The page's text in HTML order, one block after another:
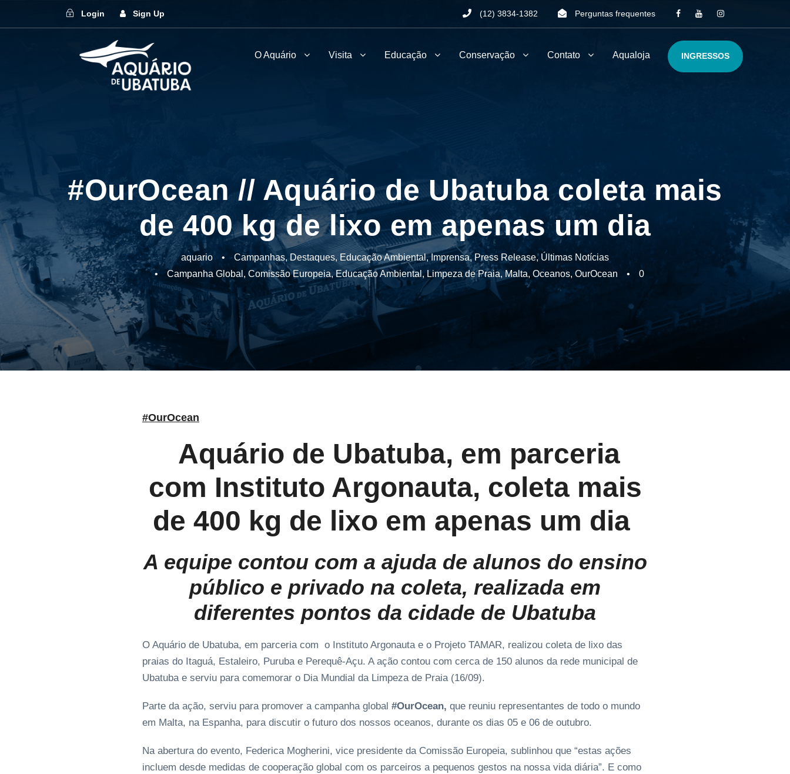
Login Sign Up (12) 3834-1382 Perguntas frequentes
O Aquário Visita Educação Conservação Contato Aqualoja INGRESSOS
#OurOcean // Aquário de Ubatuba coleta mais
de 400 kg de lixo em apenas um dia
aquario • Campanhas, Destaques, Educação Ambiental, Imprensa, Press Release, Últimas Notícias
•
Campanha Global , Comissão Europeia, Educação Ambiental, Limpeza de Praia, Malta, Oceanos, OurOcean • 0
#OurOcean
Aquário de Ubatuba, em parceria
com Instituto Argonauta, coleta mais
de 400 kg de lixo em apenas um dia
A equipe contou com a ajuda de alunos do ensino
público e privado na coleta, realizada em
diferentes pontos da cidade de Ubatuba
O Aquário de Ubatuba, em parceria com o Instituto Argonauta e o Projeto TAMAR, realizou coleta de lixo das
praias do Itaguá, Estaleiro, Puruba e Perequê-Açu. A ação contou com cerca de 150 alunos da rede municipal de
Ubatuba e serviu para comemorar o Dia Mundial da Limpeza de Praia (16/09).
Parte da ação, serviu para promover a campanha global #OurOcean, que reuniu representantes de todo o mundo
em Malta, na Espanha, para discutir o futuro dos nossos oceanos, durante os dias 05 e 06 de outubro.
Na abertura do evento, Federica Mogherini, vice presidente da Comissão Europeia, sublinhou que “estas ações
incluem desde medidas de cooperação global com os parceiros a pequenos gestos na nossa vida diária”. E como